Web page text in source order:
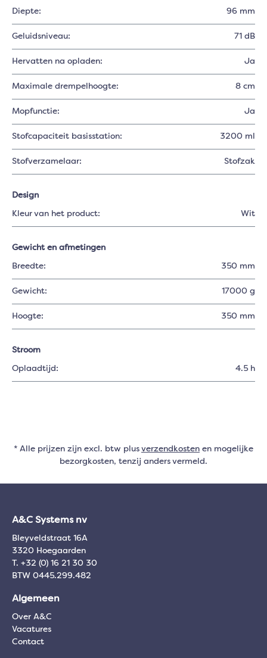
Diepte: 96 mm
Geluidsniveau: 71 dB
Hervatten na opladen: Ja
Maximale drempelhoogte: 8 cm
Mopfunctie: Ja
Stofcapaciteit basisstation: 3200 ml
Stofverzamelaar: Stofzak
Design
Kleur van het product: Wit
Gewicht en afmetingen
Breedte: 350 mm
Gewicht: 17000 g
Hoogte: 350 mm
Stroom
Oplaadtijd: 4.5 h
* Alle prijzen zijn excl. btw plus verzendkosten en mogelijke
bezorgkosten, tenzij anders vermeld.
A&C Systems nv
Bleyveldstraat 16A
3320 Hoegaarden
T. +32 (0) 16 21 30 30
BTW 0445.299.482
Algemeen
Over A&C
Vacatures
Contact